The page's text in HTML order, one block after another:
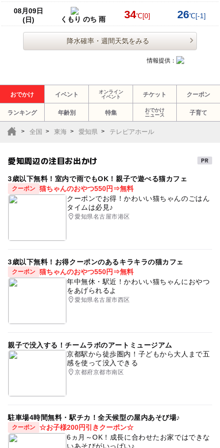
08月09日
(日)
くもり のち 雨 34℃[0] 26℃[-1]
降水確率・週間天気をみる
情報提供：
おでかけ イベント
オンライン
イベント
チケット クーポン
ランキング 年齢別 特集
おでかけ
ニュース
子育て
全国 東海 愛知県 テレピアホール
愛知周辺の注目お出かけ
3歳以下無料！室内で雨でもOK！親子で遊べる猫カフェ
クーポン 猫ちゃんのおやつ550円⇒無料
クーポンでお得！かわいい猫ちゃんのごはん
タイムは必見♪
愛知県名古屋市港区
3歳以下無料！お得クーポンのあるキラキラの猫カフェ
クーポン 猫ちゃんのおやつ550円⇒無料
年中無休・駅近！かわいい猫ちゃんにおやつ
をあげられるよ
愛知県名古屋市西区
親子で没入する！チームラボのアートミュージアム
京都駅から徒歩圏内！子どもから大人まで五
感を使って没入できる
京都府京都市南区
駐車場4時間無料・駅チカ！全天候型の屋内あそび場♪
クーポン ☆お子様200円引きクーポン☆
6ヵ月～OK！成長に合わせたお家ではできな
いあそびがいっぱい♪